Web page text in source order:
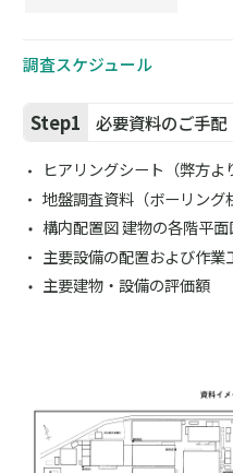
調査スケジュール
Step1 必要資料のご手配
ヒアリングシート（弊方よ
地盤調査資料（ボーリング
構内配置図 建物の各階平面
主要設備の配置および作業
主要建物・設備の評価額